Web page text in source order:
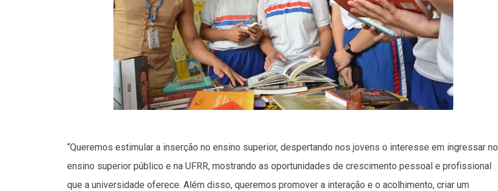
“Queremos estimular a inserção no ensino superior, despertando nos jovens o interesse em ingressar no
ensino superior público e na UFRR, mostrando as oportunidades de crescimento pessoal e profissional
que a universidade oferece. Além disso, queremos promover a interação e o acolhimento, criar um